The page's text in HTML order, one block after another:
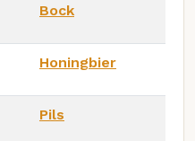
Bock
Honingbier
Pils